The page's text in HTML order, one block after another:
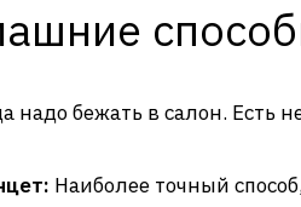
надо бежать в салон. Есть
Наиболее точный